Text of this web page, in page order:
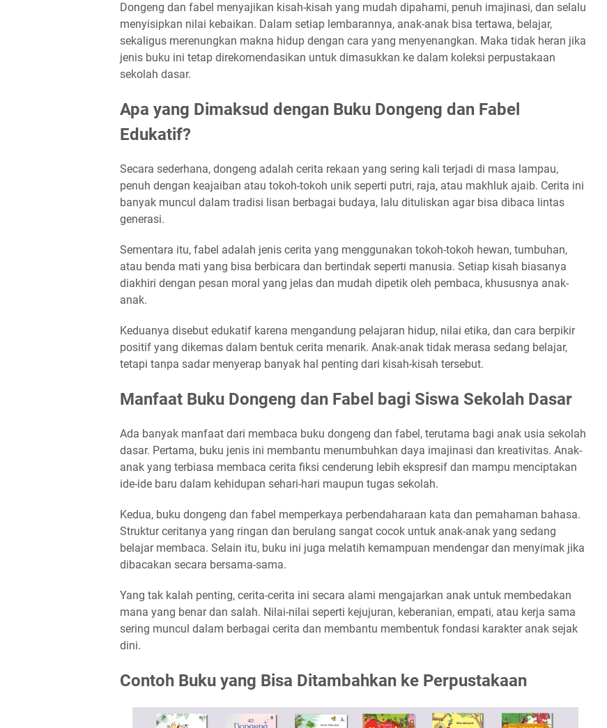
Dongeng dan fabel menyajikan kisah-kisah yang mudah dipahami, penuh imajinasi, dan selalu
menyisipkan nilai kebaikan. Dalam setiap lembarannya, anak-anak bisa tertawa, belajar,
sekaligus merenungkan makna hidup dengan cara yang menyenangkan. Maka tidak heran jika
jenis buku ini tetap direkomendasikan untuk dimasukkan ke dalam koleksi perpustakaan
sekolah dasar.
Apa yang Dimaksud dengan Buku Dongeng dan Fabel
Edukatif?
Secara sederhana, dongeng adalah cerita rekaan yang sering kali terjadi di masa lampau,
penuh dengan keajaiban atau tokoh-tokoh unik seperti putri, raja, atau makhluk ajaib. Cerita ini
banyak muncul dalam tradisi lisan berbagai budaya, lalu dituliskan agar bisa dibaca lintas
generasi.
Sementara itu, fabel adalah jenis cerita yang menggunakan tokoh-tokoh hewan, tumbuhan,
atau benda mati yang bisa berbicara dan bertindak seperti manusia. Setiap kisah biasanya
diakhiri dengan pesan moral yang jelas dan mudah dipetik oleh pembaca, khususnya anak-
anak.
Keduanya disebut edukatif karena mengandung pelajaran hidup, nilai etika, dan cara berpikir
positif yang dikemas dalam bentuk cerita menarik. Anak-anak tidak merasa sedang belajar,
tetapi tanpa sadar menyerap banyak hal penting dari kisah-kisah tersebut.
Manfaat Buku Dongeng dan Fabel bagi Siswa Sekolah Dasar
Ada banyak manfaat dari membaca buku dongeng dan fabel, terutama bagi anak usia sekolah
dasar. Pertama, buku jenis ini membantu menumbuhkan daya imajinasi dan kreativitas. Anak-
anak yang terbiasa membaca cerita fiksi cenderung lebih ekspresif dan mampu menciptakan
ide-ide baru dalam kehidupan sehari-hari maupun tugas sekolah.
Kedua, buku dongeng dan fabel memperkaya perbendaharaan kata dan pemahaman bahasa.
Struktur ceritanya yang ringan dan berulang sangat cocok untuk anak-anak yang sedang
belajar membaca. Selain itu, buku ini juga melatih kemampuan mendengar dan menyimak jika
dibacakan secara bersama-sama.
Yang tak kalah penting, cerita-cerita ini secara alami mengajarkan anak untuk membedakan
mana yang benar dan salah. Nilai-nilai seperti kejujuran, keberanian, empati, atau kerja sama
sering muncul dalam berbagai cerita dan membantu membentuk fondasi karakter anak sejak
dini.
Contoh Buku yang Bisa Ditambahkan ke Perpustakaan